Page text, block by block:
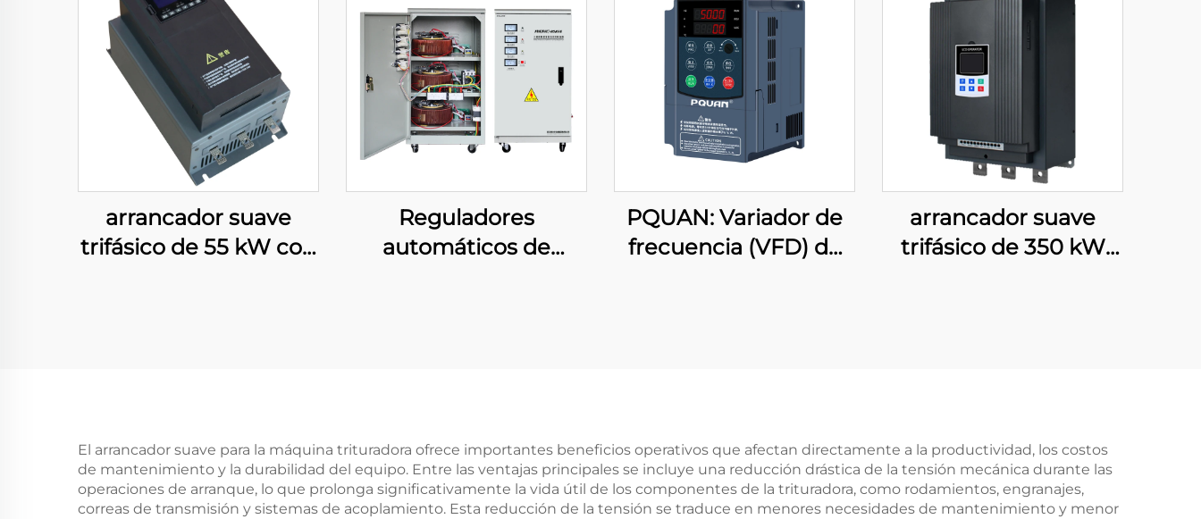
arrancador suave
trifásico de 55 kW con
Reguladores
automáticos de
PQUAN: Variador de
frecuencia (VFD) de
arrancador suave
trifásico de 350 kW
por aire, 50/60 Hz
El arrancador suave para la máquina trituradora ofrece importantes beneficios operativos que afectan directamente a la productividad, los costos
de mantenimiento y la durabilidad del equipo. Entre las ventajas principales se incluye una reducción drástica de la tensión mecánica durante las
operaciones de arranque, lo que prolonga significativamente la vida útil de los componentes de la trituradora, como rodamientos, engranajes,
correas de transmisión y sistemas de acoplamiento. Esta reducción de la tensión se traduce en menores necesidades de mantenimiento y menor